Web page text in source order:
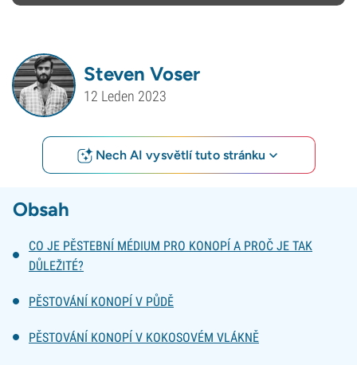
Steven Voser
12 Leden 2023
Nech AI vysvětlí tuto stránku
Obsah
CO JE PĚSTEBNÍ MÉDIUM PRO KONOPÍ A PROČ JE TAK
DŮLEŽITÉ?
PĚSTOVÁNÍ KONOPÍ V PŮDĚ
PĚSTOVÁNÍ KONOPÍ V KOKOSOVÉM VLÁKNĚ